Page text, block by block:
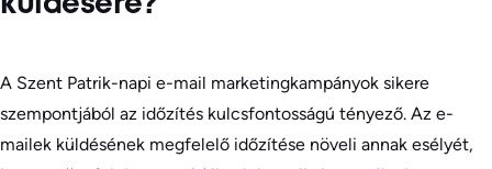
küldésére?
A Szent Patrik-napi e-mail marketingkampányok sikere
szempontjából az időzítés kulcsfontosságú tényező. Az e-
mailek küldésének megfelelő időzítése növeli annak esélyét,